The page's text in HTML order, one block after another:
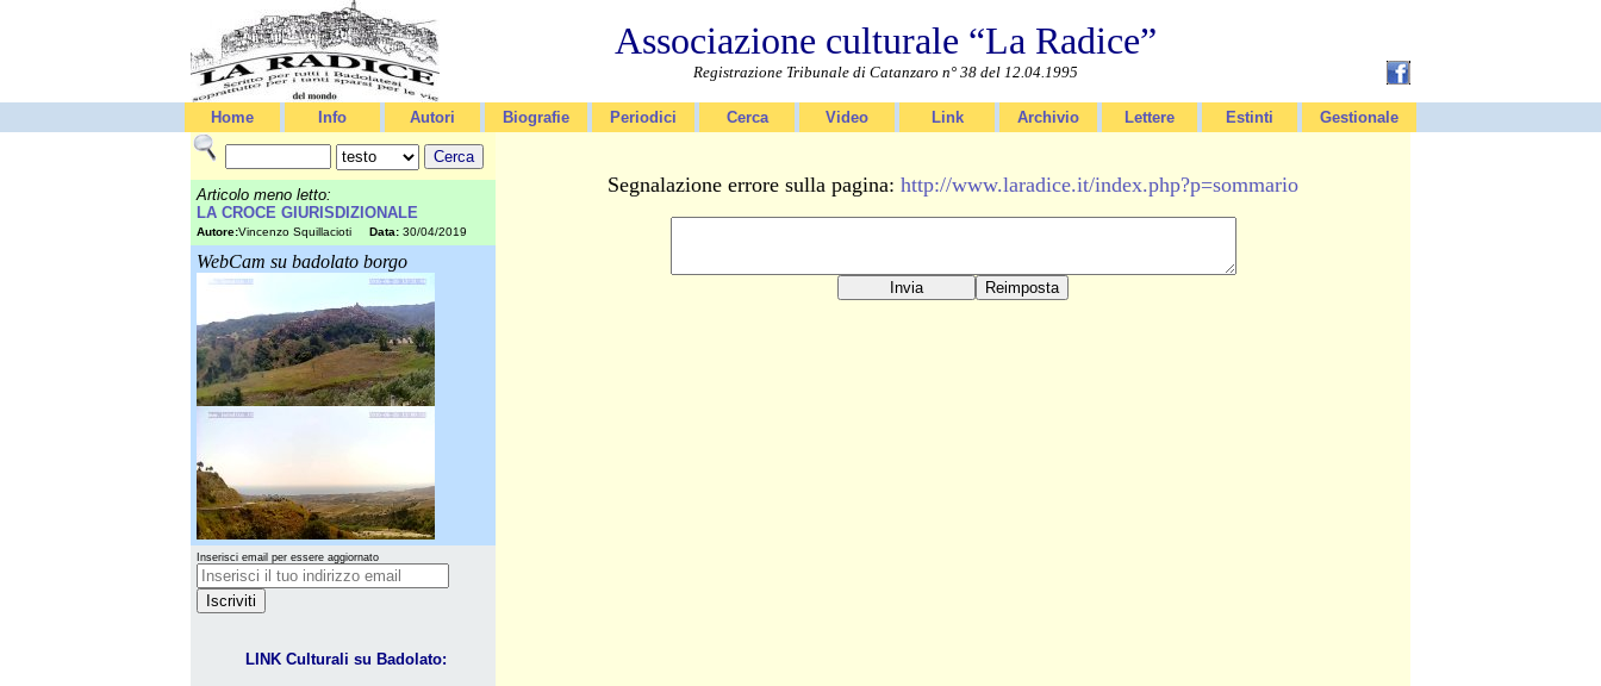
Associazione culturale “La Radice”
Registrazione Tribunale di Catanzaro n° 38 del 12.04.1995
Home Info Autori Biografie Periodici Cerca Video Link Archivio Lettere Estinti Gestionale
Articolo meno letto:
LA CROCE GIURISDIZIONALE
Autore:Vincenzo Squillacioti Data: 30/04/2019
WebCam su badolato borgo
Inserisci email per essere aggiornato
LINK Culturali su Badolato:
Segnalazione errore sulla pagina: http://www.laradice.it/index.php?p=sommario